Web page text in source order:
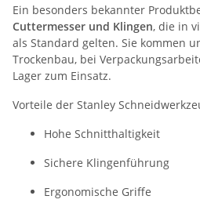
Ein besonders bekannter
Cuttermesser und Klingen, die in
als Standard gelten. Sie kommen
Trockenbau, bei
Lager zum Einsatz.
Vorteile der Stanley
Hohe Schnitthaltigkeit
Sichere Klingenführung
Ergonomische Griffe